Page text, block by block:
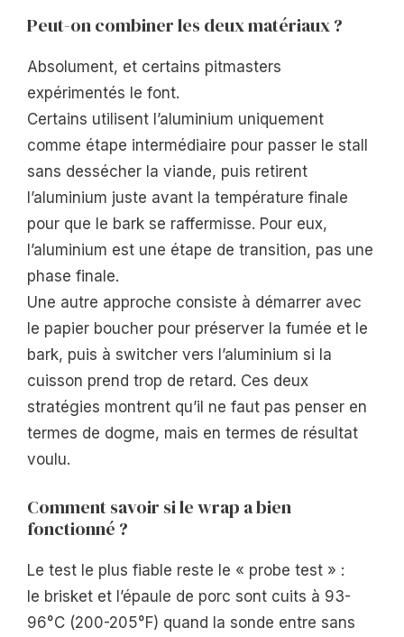
Peut-on combiner les deux matériaux ?
Absolument, et certains pitmasters
expérimentés le font.
Certains utilisent l’aluminium uniquement
comme étape intermédiaire pour passer le stall
sans dessécher la viande, puis retirent
l’aluminium juste avant la température finale
pour que le bark se raffermisse. Pour eux,
l’aluminium est une étape de transition, pas une
phase finale.
Une autre approche consiste à démarrer avec
le papier boucher pour préserver la fumée et le
bark, puis à switcher vers l’aluminium si la
cuisson prend trop de retard. Ces deux
stratégies montrent qu’il ne faut pas penser en
termes de dogme, mais en termes de résultat
voulu.
Comment savoir si le wrap a bien
fonctionné ?
Le test le plus fiable reste le « probe test » :
le brisket et l’épaule de porc sont cuits à 93-
96°C (200-205°F) quand la sonde entre sans